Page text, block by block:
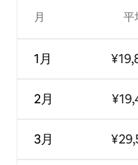
月
1月
2月
3月
平